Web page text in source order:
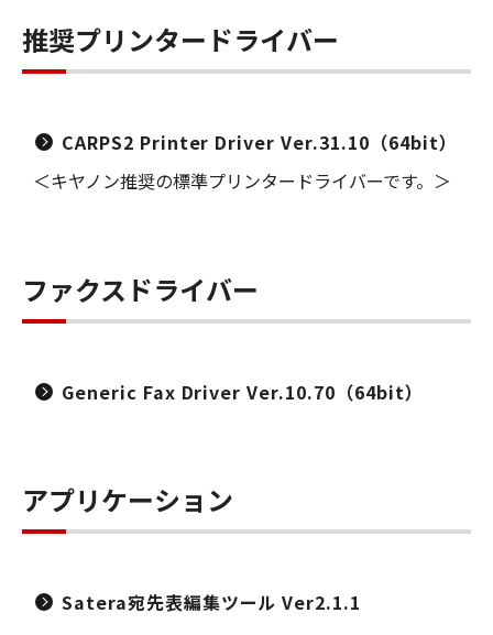
推奨プリンタードライバー
CARPS2 Printer Driver Ver.31.10（64bit）
＜キヤノン推奨の標準プリンタードライバーです。＞
ファクスドライバー
Generic Fax Driver Ver.10.70（64bit）
アプリケーション
Satera宛先表編集ツール Ver2.1.1